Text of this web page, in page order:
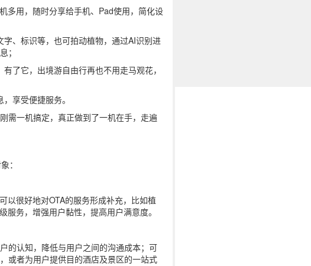
多用，随时分享给手机、Pad使用，简化设
、标识等，也可拍动植物，通过AI识别进
；
了它，出境游自由行再也不用走马观花，
享受便捷服务。
需一机搞定，真正做到了一机在手，走遍
：
以很好地对OTA的服务形成补充，比如植
务，增强用户黏性，提高用户满意度。
的认知，降低与用户之间的沟通成本；可
或者为用户提供目的酒店及景区的一站式